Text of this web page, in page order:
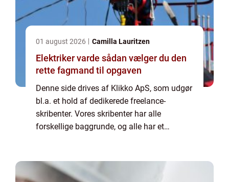
01 august 2026 Camilla Lauritzen
Elektriker varde sådan vælger du den
rette fagmand til opgaven
Denne side drives af Klikko ApS, som udgør
bl.a. et hold af dedikerede freelance-
skribenter. Vores skribenter har alle
forskellige baggrunde, og alle har et
bl...